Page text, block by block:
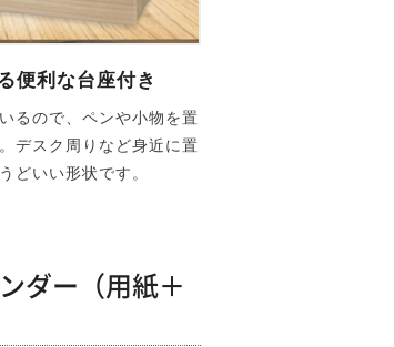
便利な台座付き
るので、ペンや小物を置
デスク周りなど身近に置
どいい形状です。
ダー（用紙＋